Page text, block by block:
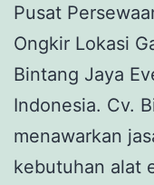
Pusat
Ongkir Lokasi
Bintang Jaya
Indonesia. Cv.
menawarkan
kebutuhan alat